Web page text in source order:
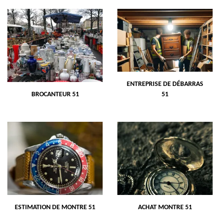
BROCANTEUR 51
ENTREPRISE DE DÉBARRAS
51
ESTIMATION DE MONTRE 51 ACHAT MONTRE 51